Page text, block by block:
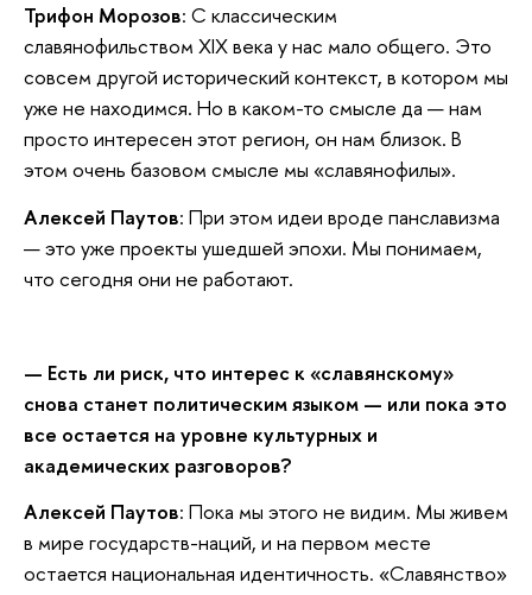
Трифон Морозов: С классическим
славянофильством XIX века у нас мало общего. Это
совсем другой исторический контекст, в котором мы
уже не находимся. Но в каком-то смысле да — нам
просто интересен этот регион, он нам близок. В
этом очень базовом смысле мы «славянофилы».
Алексей Паутов: При этом идеи вроде панславизма
— это уже проекты ушедшей эпохи. Мы понимаем,
что сегодня они не работают.
— Есть ли риск, что интерес к «славянскому»
снова станет политическим языком — или пока это
все остается на уровне культурных и
академических разговоров?
Алексей Паутов: Пока мы этого не видим. Мы живем
в мире государств-наций, и на первом месте
остается национальная идентичность. «Славянство»